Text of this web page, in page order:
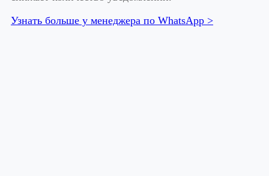
Узнать больше у менеджера по WhatsApp >